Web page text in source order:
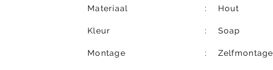
Materiaal Hout
Kleur Soap
Montage Zelfmontage